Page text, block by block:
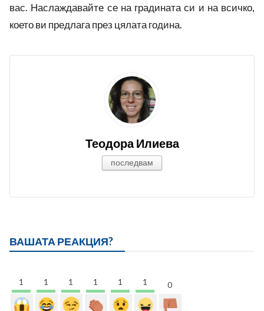
вас. Наслаждавайте се на градината си и на всичко,
което ви предлага през цялата година.
Теодора Илиева
последвам
ВАШАТА РЕАКЦИЯ?
1 1 1 1 1 1 0